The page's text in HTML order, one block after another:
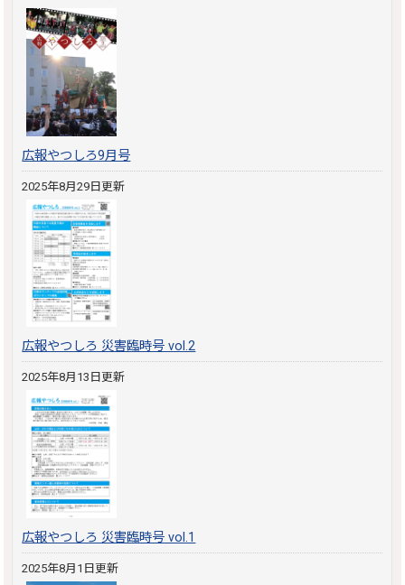
広報やつしろ9月号
2025年8月29日更新
広報やつしろ 災害臨時号 vol.2
2025年8月13日更新
広報やつしろ 災害臨時号 vol.1
2025年8月1日更新